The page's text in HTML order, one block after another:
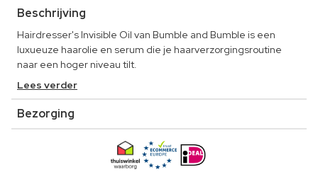
Beschrijving
Hairdresser's Invisible Oil van Bumble and Bumble is een
luxueuze haarolie en serum die je haarverzorgingsroutine
naar een hoger niveau tilt.
Lees verder
Bezorging